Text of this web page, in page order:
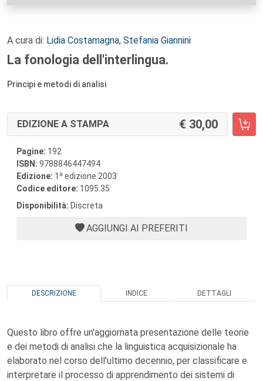
A cura di: Lidia Costamagna, Stefania Giannini
La fonologia dell'interlingua.
Principi e metodi di analisi
EDIZIONE A STAMPA 30,00
Pagine: 192
ISBN: 9788846447494
Edizione: 1 a edizione 2003
Codice editore: 1095.35
Disponibilità: Discreta
AGGIUNGI AI PREFERITI
DESCRIZIONE INDICE DETTAGLI
Questo libro offre un'aggiornata presentazione delle teorie
e dei metodi di analisi che la linguistica acquisizionale ha
elaborato nel corso dell'ultimo decennio, per classificare e
interpretare il processo di apprendimento dei sistemi di